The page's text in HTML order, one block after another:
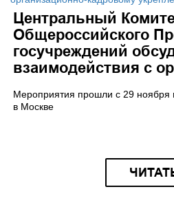
Центральный
Общероссийского
госучреждений
взаимодействия с
Мероприятия прошли с 29 ноября
в Москве